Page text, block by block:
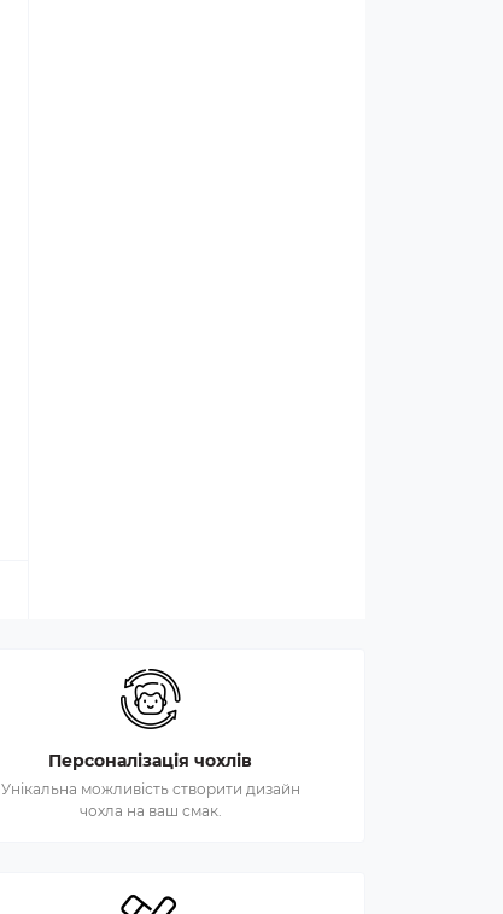
Персоналізація чохлів
Унікальна можливість створити дизайн
чохла на ваш смак.